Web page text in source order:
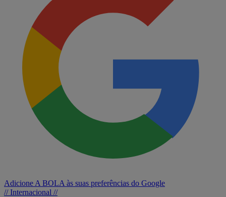
Adicione A BOLA às suas preferências do Google
// Internacional //